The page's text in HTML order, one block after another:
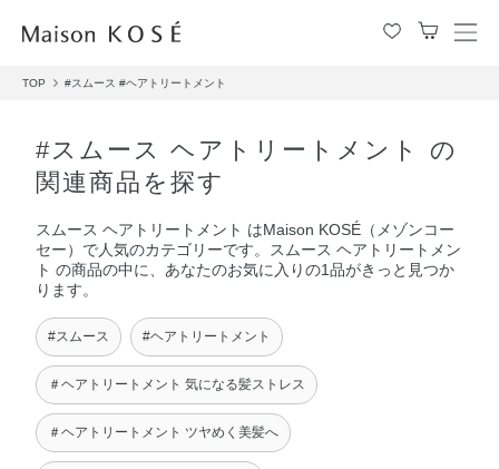
メ
TOP #スムース #ヘアトリートメント
#スムース ヘアトリートメント の
関連商品を探す
スムース ヘアトリートメント はMaison KOSÉ（メゾンコー
セー）で人気のカテゴリーです。スムース ヘアトリートメン
ト の商品の中に、あなたのお気に入りの1品がきっと見つか
ります。
#スムース #ヘアトリートメント
＃ヘアトリートメント 気になる髪ストレス
＃ヘアトリートメント ツヤめく美髪へ